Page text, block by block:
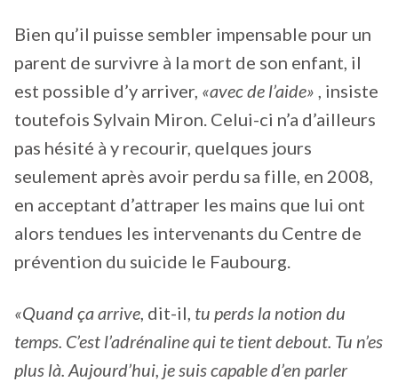
Bien qu’il puisse sembler impensable pour un
parent de survivre à la mort de son enfant, il
est possible d’y arriver, «avec de l’aide» , insiste
toutefois Sylvain Miron. Celui-ci n’a d’ailleurs
pas hésité à y recourir, quelques jours
seulement après avoir perdu sa fille, en 2008,
en acceptant d’attraper les mains que lui ont
alors tendues les intervenants du Centre de
prévention du suicide le Faubourg.
«Quand ça arrive , dit-il, tu perds la notion du
temps. C’est l’adrénaline qui te tient debout. Tu n’es
plus là. Aujourd’hui, je suis capable d’en parler